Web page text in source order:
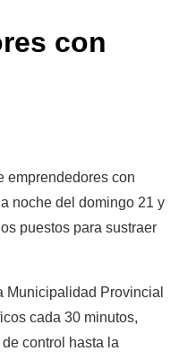
con
emprendedores con
noche del domingo 21 y
puestos para sustraer
Municipalidad Provincial
cada 30 minutos,
control hasta la